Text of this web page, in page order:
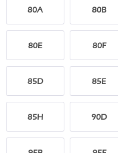
80A 80B
80E 80F
85D 85E
85H 90D